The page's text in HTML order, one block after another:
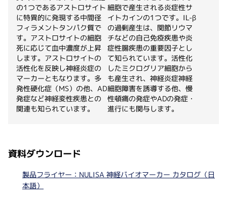
の1つであるアストロサイト
に特異的に発現する中間径
フィラメントタンパク質で
す。アストロサイトの細胞
死に応じて血中濃度が上昇
します。アストロサイトの
活性化を反映し神経炎症の
マーカーともなります。多
発性硬化症（MS）の他、AD
発症など神経変性疾患との
関連も知られています。
細胞で産生される炎症性サ
イトカインの1つです。IL-β
の過剰産生は、関節リウマ
チなどの自己免疫疾患や炎
症性腸疾患の重要因子とし
て知られています。活性化
したミクログリア細胞から
も産生され、神経炎症神経
細胞障害を誘導する他、慢
性頓痛の発症やADの発症・
進行にも関与します。
資料ダウンロード
製品フライヤー：NULISA 神経バイオマーカー カタログ（日
本語）